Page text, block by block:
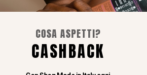
Cashback
COSA ASPETTI?
CASHBACK